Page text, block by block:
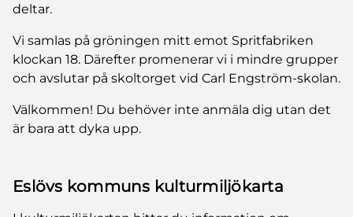
deltar.
Vi samlas på gröningen mitt emot Spritfabriken
klockan 18. Därefter promenerar vi i mindre grupper
och avslutar på skoltorget vid Carl Engström-skolan.
Välkommen! Du behöver inte anmäla dig utan det
är bara att dyka upp.
Eslövs kommuns kulturmiljökarta